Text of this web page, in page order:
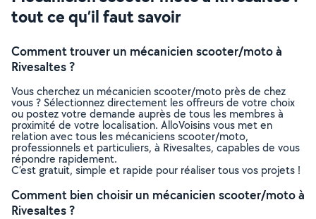
tout ce qu’il faut savoir
Comment trouver un mécanicien scooter/moto à
Rivesaltes ?
Vous cherchez un mécanicien scooter/moto près de chez
vous ? Sélectionnez directement les offreurs de votre choix
ou postez votre demande auprès de tous les membres à
proximité de votre localisation. AlloVoisins vous met en
relation avec tous les mécaniciens scooter/moto,
professionnels et particuliers, à Rivesaltes, capables de vous
répondre rapidement.
C’est gratuit, simple et rapide pour réaliser tous vos projets !
Comment bien choisir un mécanicien scooter/moto à
Rivesaltes ?